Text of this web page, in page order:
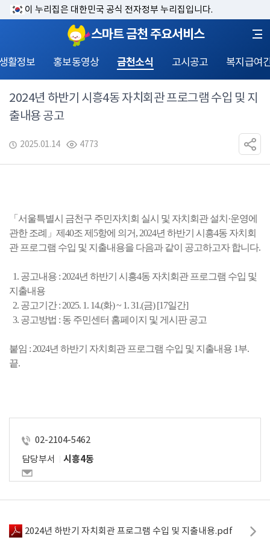
이 누리집은 대한민국 공식 전자정부 누리집입니다.
스마트 금천 주요서비스
활정보 홍보동영상 금천소식 고시공고 복지급여
2024년 하반기 시흥4동 자치회관 프로그램 수입 및 지
출내용 공고
2025.01.14 4773
「서울특별시 금천구 주민자치회 실시 및 자치회관 설치·운영에
관한 조례」제40조 제5항에 의거, 2024년 하반기 시흥4동 자치회
관 프로그램 수입 및 지출내용을 다음과 같이 공고하고자 합니다.
1. 공고내용 : 2024년 하반기 시흥4동 자치회관 프로그램 수입 및
지출내용
2. 공고기간 : 2025. 1. 14.(화) ~ 1. 31.(금) [17일간]
3. 공고방법 : 동 주민센터 홈페이지 및 게시판 공고
붙임 : 2024년 하반기 자치회관 프로그램 수입 및 지출내용 1부.
끝.
02-2104-5462
담당부서
시흥4동
2024년 하반기 자치회관 프로그램 수입 및 지출내용.pdf